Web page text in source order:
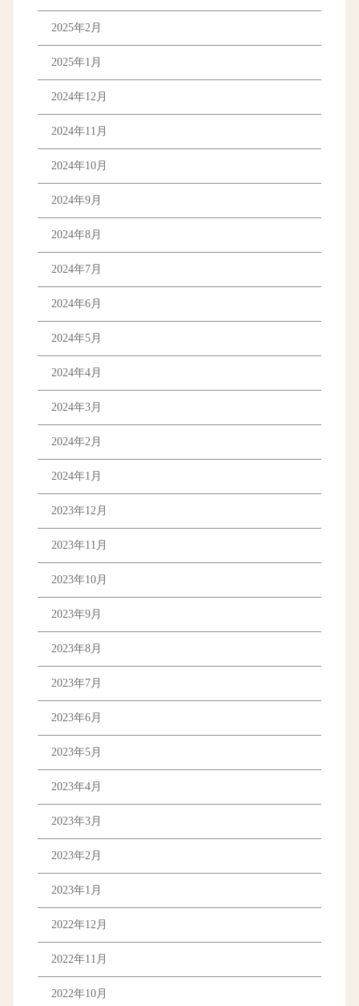
2025年2月
2025年1月
2024年12月
2024年11月
2024年10月
2024年9月
2024年8月
2024年7月
2024年6月
2024年5月
2024年4月
2024年3月
2024年2月
2024年1月
2023年12月
2023年11月
2023年10月
2023年9月
2023年8月
2023年7月
2023年6月
2023年5月
2023年4月
2023年3月
2023年2月
2023年1月
2022年12月
2022年11月
2022年10月